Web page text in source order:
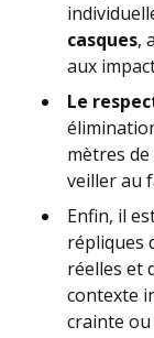
casques,
aux
Le
mètres
veiller au
Enfin, il
répliques
réelles et
contexte
crainte ou